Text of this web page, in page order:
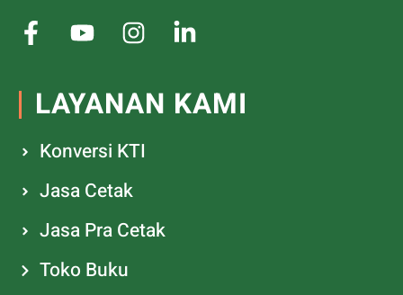
LAYANAN KAMI
Konversi KTI
Jasa Cetak
Jasa Pra Cetak
Toko Buku